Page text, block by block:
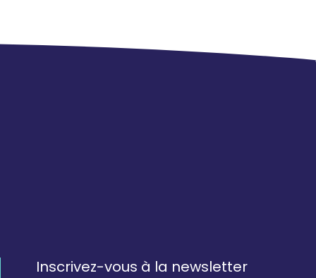
Inscrivez-vous à la newsletter